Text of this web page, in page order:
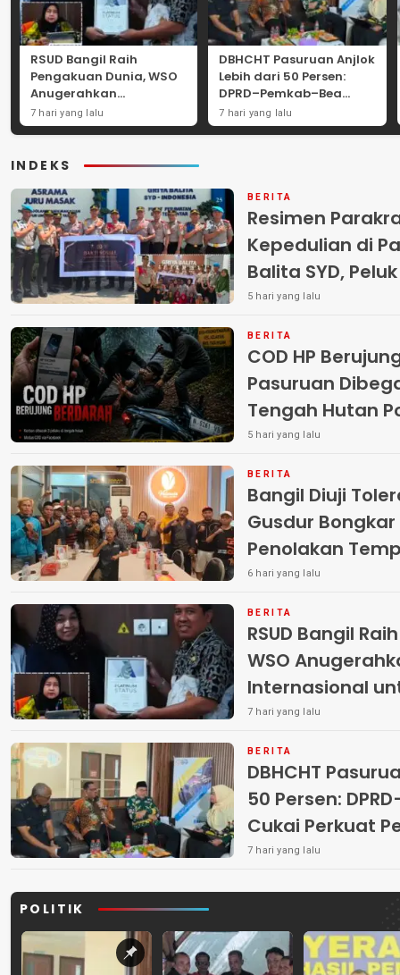
RSUD Bangil Raih
Pengakuan Dunia, WSO
Anugerahkan
Penghargaan
Internasional untuk
7 hari yang lalu
DBHCHT Pasuruan Anjlok
Lebih dari 50 Persen:
DPRD–Pemkab–Bea
Cukai Perkuat Perang
Melawan Peredaran
7 hari yang lalu
INDEKS
BERITA
Resimen
Kepedulian di
Balita SYD,
Terlantar
5 hari yang lalu
BERITA
COD HP
Pasuruan
Tengah Hutan Polisi Buru Tiga
Pelaku
5 hari yang lalu
BERITA
Bangil Diuji
Gusdur
Penolakan
6 hari yang lalu
BERITA
RSUD Bangil
WSO
Internasional
7 hari yang lalu
BERITA
DBHCHT
50 Persen:
Cukai Perkuat
Peredaran
7 hari yang lalu
POLITIK